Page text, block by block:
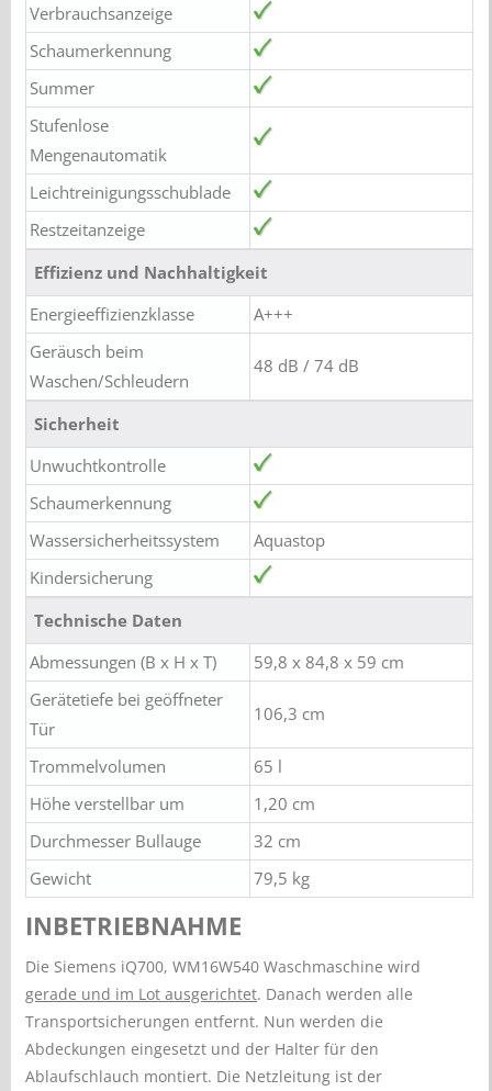
Verbrauchsanzeige
Schaumerkennung
Summer
Stufenlose
Mengenautomatik
Leichtreinigungsschublade
Restzeitanzeige
Effizienz und Nachhaltigkeit
Energieeffizienzklasse
A+++
Geräusch beim
Waschen/Schleudern
48 dB / 74 dB
Sicherheit
Unwuchtkontrolle
Schaumerkennung
Wassersicherheitssystem
Aquastop
Kindersicherung
Technische Daten
Abmessungen (B x H x T)
59,8 x 84,8 x 59 cm
Gerätetiefe bei geöffneter
Tür
106,3 cm
Trommelvolumen
65 l
Höhe verstellbar um
1,20 cm
Durchmesser Bullauge
32 cm
Gewicht
79,5 kg
INBETRIEBNAHME
Die Siemens iQ700, WM16W540 Waschmaschine wird
gerade und im Lot ausgerichtet. Danach werden alle
Transportsicherungen entfernt. Nun werden die
Abdeckungen eingesetzt und der Halter für den
Ablaufschlauch montiert. Die Netzleitung ist der